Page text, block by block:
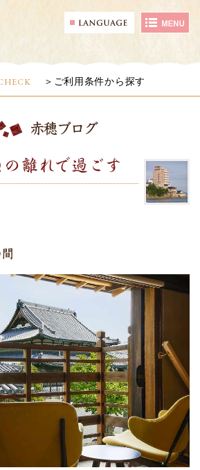
ご利用条件から探す
赤穂ブログ
離れで過ごす